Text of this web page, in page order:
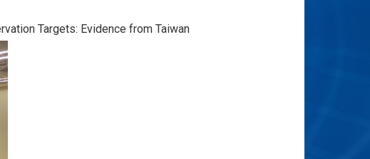
Targets: Evidence from Taiwan